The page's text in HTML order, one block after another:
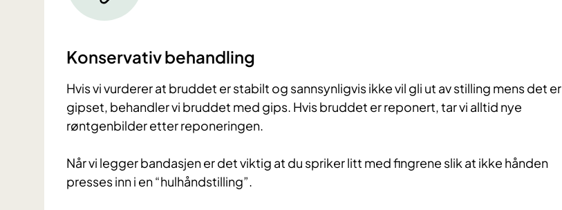
Konservativ behandling
Hvis vi vurderer at bruddet er stabilt og sannsynligvis ikke vil gli ut av stilling mens det er
gipset, behandler vi bruddet med gips. Hvis bruddet er reponert, tar vi alltid nye
røntgenbilder etter reponeringen.
Når vi legger bandasjen er det viktig at du spriker litt med fingrene slik at ikke hånden
presses inn i en “hulhåndstilling”.